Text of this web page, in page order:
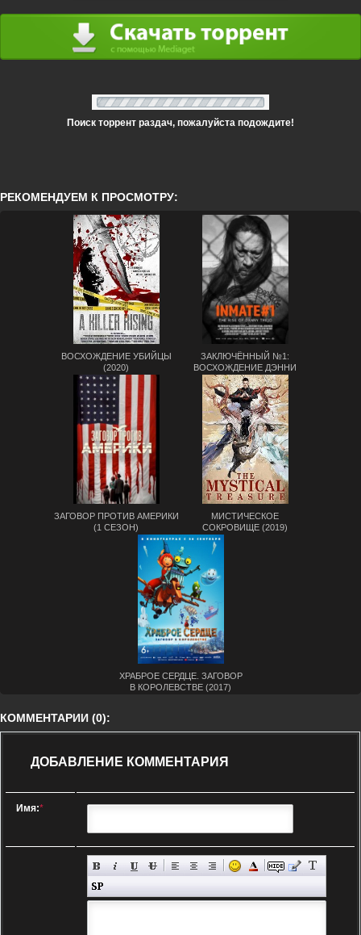
Поиск торрент раздач, пожалуйста подождите!
РЕКОМЕНДУЕМ К ПРОСМОТРУ:
ВОСХОЖДЕНИЕ УБИЙЦЫ
(2020)
ЗАКЛЮЧЁННЫЙ №1:
ВОСХОЖДЕНИЕ ДЭННИ
ТРЕХО (2019)
ЗАГОВОР ПРОТИВ АМЕРИКИ
(1 СЕЗОН)
МИСТИЧЕСКОЕ
СОКРОВИЩЕ (2019)
ХРАБРОЕ СЕРДЦЕ. ЗАГОВОР
В КОРОЛЕВСТВЕ (2017)
КОММЕНТАРИИ (0):
ДОБАВЛЕНИЕ КОММЕНТАРИЯ
Имя:*